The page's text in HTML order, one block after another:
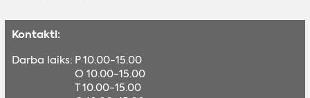
Kontakti:
Darba laiks: P 10.00-15.00
O 10.00-15.00
T 10.00-15.00